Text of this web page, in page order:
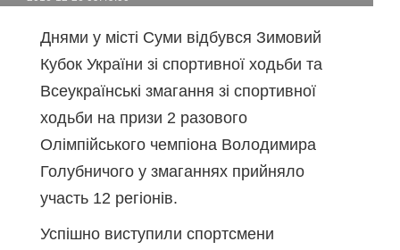
Днями у місті Суми відбувся Зимовий
Кубок України зі спортивної ходьби та
Всеукраїнські змагання зі спортивної
ходьби на призи 2 разового
Олімпійського чемпіона Володимира
Голубничого у змаганнях прийняло
участь 12 регіонів.
Успішно виступили спортсмени